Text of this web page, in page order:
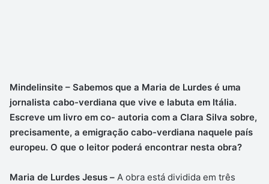
Mindelinsite – Sabemos que a Maria de Lurdes é uma
jornalista cabo-verdiana que vive e labuta em Itália.
Escreve um livro em co- autoria com a Clara Silva sobre,
precisamente, a emigração cabo-verdiana naquele país
europeu. O que o leitor poderá encontrar nesta obra?
Maria de Lurdes Jesus – A obra está dividida em três